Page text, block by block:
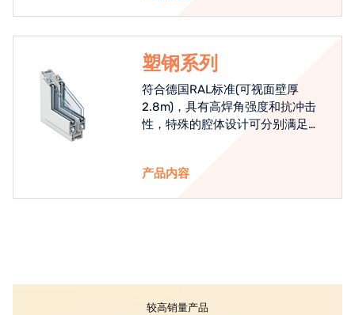
塑钢系列
符合德国RAL标准(可视面壁厚
2.8m)，具有高焊角强度和抗冲击
性，特殊的腔体设计可分别满足隔
产品内容
较高销量产品